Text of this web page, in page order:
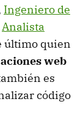
Ingeniero de
Analista
último quien
web
es
código